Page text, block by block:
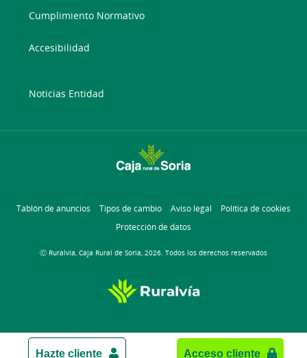
Hazte cliente Acceso cliente
Cumplimiento Normativo
Accesibilidad
Noticias Entidad
Tablón de anuncios Tipos de cambio Aviso legal
Política de cookies
Protección de datos
Ⓒ Ruralvía, Caja Rural de Soria, 2026. Todos los derechos reservados